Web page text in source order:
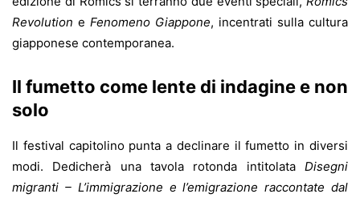
Revolution e Fenomeno Giappone, incentrati sulla cultura
giapponese contemporanea.
Il fumetto come lente di indagine e non
solo
Il festival capitolino punta a declinare il fumetto in diversi
modi. Dedicherà una tavola rotonda intitolata Disegni
migranti – L’immigrazione e l’emigrazione raccontate dal